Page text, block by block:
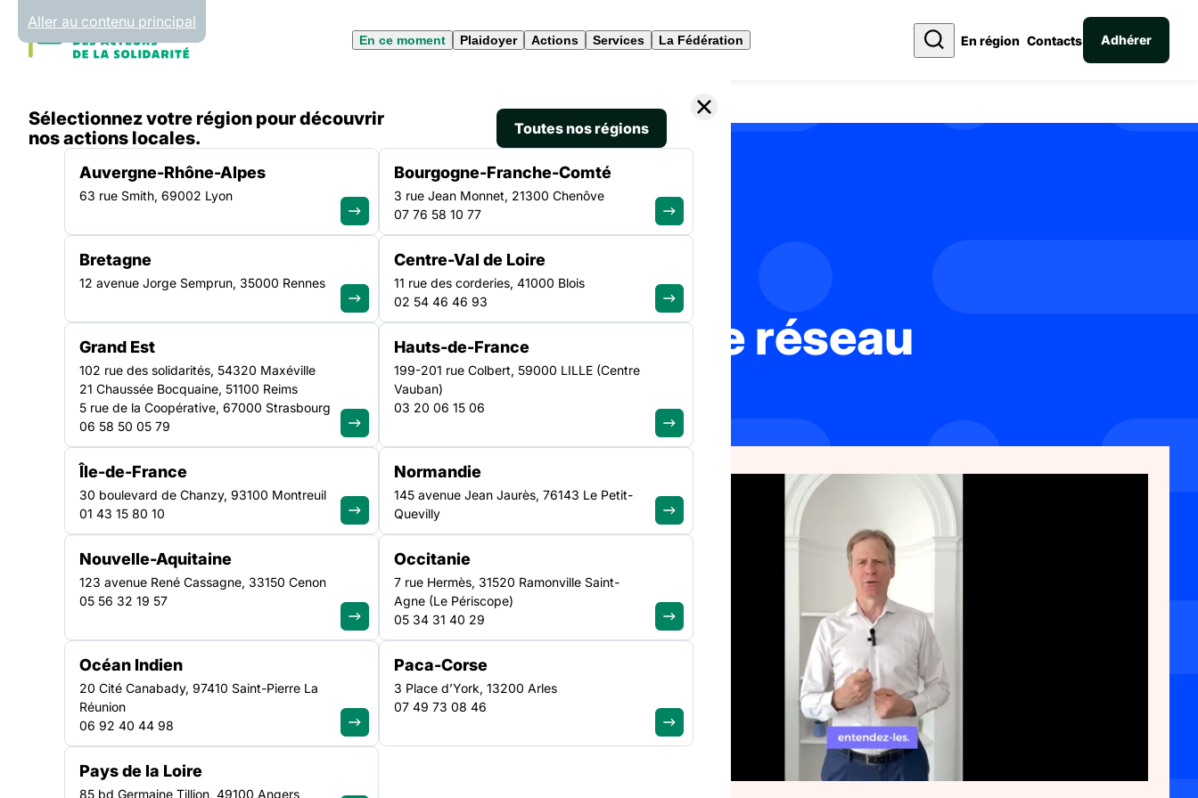
Panneau de gestion des cookies
Aller au contenu principal
En ce moment Plaidoyer Actions Services La Fédération En région Contacts Adhérer
Accueil Liste des actualités
ACTUALITÉS
Toute l'info de notre réseau
ACTUALITÉ | 8 JUILLET 2026
Monsieur le Premier ministre,
entendre les associations de
solidarité, c’est entendre la
réalité du pays
Lire la suite
TRANSVERSE
NATIONAL
Sélectionnez votre région pour découvrir
nos actions locales.
Toutes nos régions
Auvergne-Rhône-Alpes
63 rue Smith, 69002 Lyon
Bourgogne-Franche-Comté
3 rue Jean Monnet, 21300 Chenôve
07 76 58 10 77
Bretagne
12 avenue Jorge Semprun, 35000 Rennes
Centre-Val de Loire
11 rue des corderies, 41000 Blois
02 54 46 46 93
Grand Est
102 rue des solidarités, 54320 Maxéville
21 Chaussée Bocquaine, 51100 Reims
5 rue de la Coopérative, 67000 Strasbourg
06 58 50 05 79
Hauts-de-France
199-201 rue Colbert, 59000 LILLE (Centre
Vauban)
03 20 06 15 06
Île-de-France
30 boulevard de Chanzy, 93100 Montreuil
01 43 15 80 10
Normandie
145 avenue Jean Jaurès, 76143 Le Petit-
Quevilly
Nouvelle-Aquitaine
123 avenue René Cassagne, 33150 Cenon
05 56 32 19 57
Occitanie
7 rue Hermès, 31520 Ramonville Saint-
Agne (Le Périscope)
05 34 31 40 29
Océan Indien
20 Cité Canabady, 97410 Saint-Pierre La
Réunion
06 92 40 44 98
Paca-Corse
3 Place d’York, 13200 Arles
07 49 73 08 46
Pays de la Loire
85 bd Germaine Tillion, 49100 Angers